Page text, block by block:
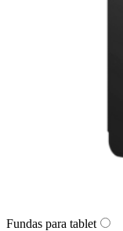
Fundas para tablet